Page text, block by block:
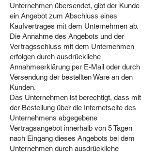
Unternehmen übersendet, gibt der Kunde
ein Angebot zum Abschluss eines
Kaufvertrages mit dem Unternehmen ab.
Die Annahme des Angebots und der
Vertragsschluss mit dem Unternehmen
erfolgen durch ausdrückliche
Annahmeerklärung per E-Mail oder durch
Versendung der bestellten Ware an den
Kunden.
Das Unternehmen ist berechtigt, dass mit
der Bestellung über die Internetseite des
Unternehmens abgegebene
Vertragsangebot innerhalb von 5 Tagen
nach Eingang dieses Angebots bei dem
Unternehmen durch ausdrückliche